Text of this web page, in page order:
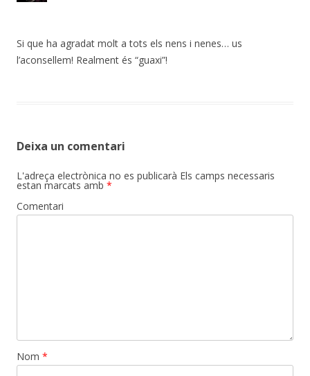
Si que ha agradat molt a tots els nens i nenes… us
l’aconsellem! Realment és “guaxi”!
Deixa un comentari
L'adreça electrònica no es publicarà Els camps necessaris
estan marcats amb *
Comentari
Nom *